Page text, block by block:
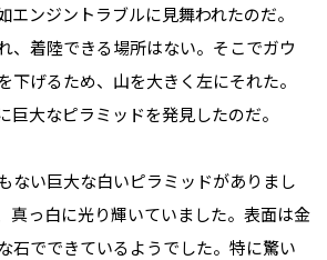
エンジントラブルに見舞われたのだ。
、着陸できる場所はない。そこでガウ
下げるため、山を大きく左にそれた。
巨大なピラミッドを発見したのだ。
ない巨大な白いピラミッドがありまし
真っ白に光り輝いていました。表面は金
石でできているようでした。特に驚い